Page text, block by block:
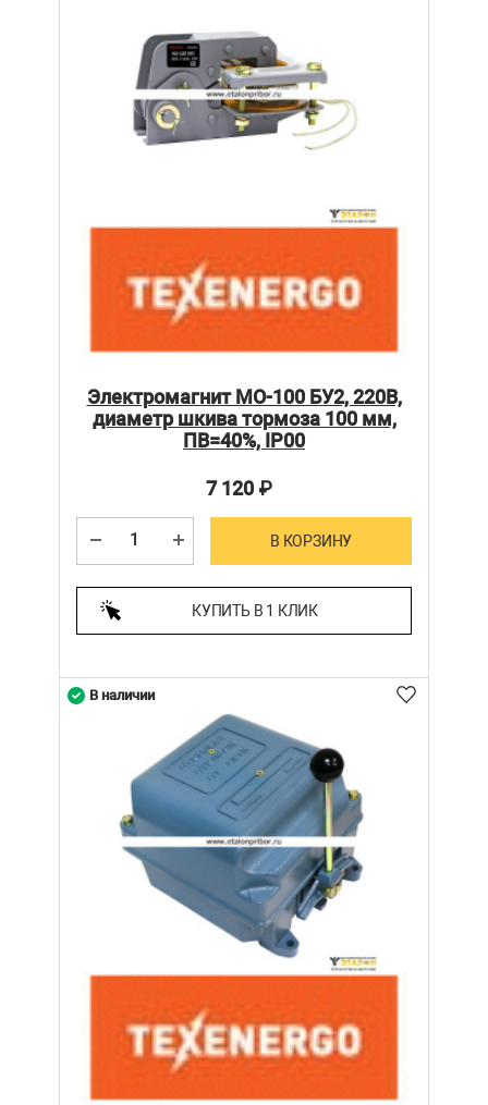
Электромагнит МО-100 БУ2, 220В,
диаметр шкива тормоза 100 мм,
ПВ=40%, IP00
7 120₽
В КОРЗИНУ
КУПИТЬ В 1 КЛИК
В наличии